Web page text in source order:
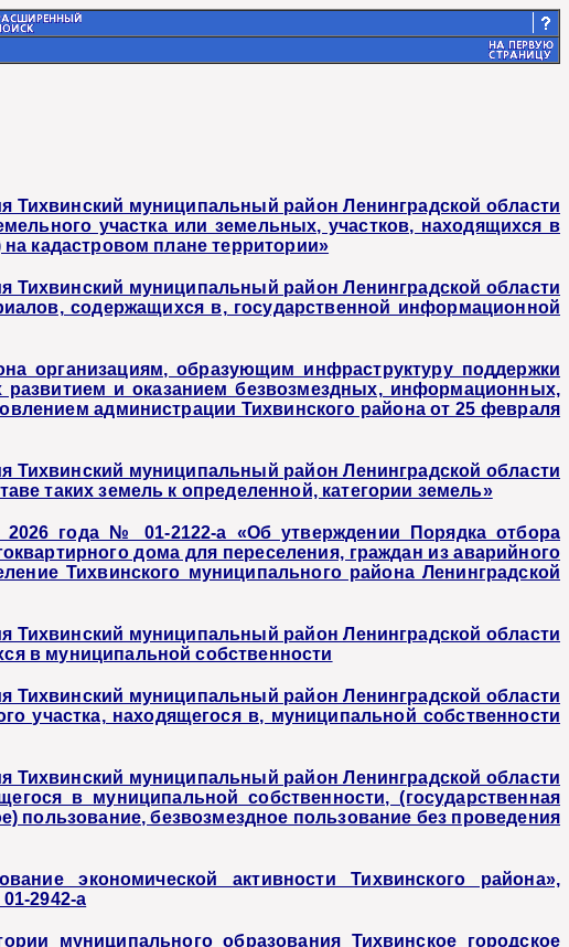
Тихвинский муниципальный район Ленинградской области
участка или земельных, участков, находящихся в
кадастровом плане территории»
Тихвинский муниципальный район Ленинградской области
содержащихся в, государственной информационной
организациям, образующим инфраструктуру поддержки
развитием и оказанием безвозмездных, информационных,
администрации Тихвинского района от 25 февраля
Тихвинский муниципальный район Ленинградской области
таких земель к определенной, категории земель»
года № 01-2122-а «Об утверждении Порядка отбора
дома для переселения, граждан из аварийного
Тихвинского муниципального района Ленинградской
Тихвинский муниципальный район Ленинградской области
в муниципальной собственности
Тихвинский муниципальный район Ленинградской области
участка, находящегося в, муниципальной собственности
Тихвинский муниципальный район Ленинградской области
в муниципальной собственности, (государственная
пользование, безвозмездное пользование без проведения
экономической активности Тихвинского района»,
2942-а
муниципального образования Тихвинское городское